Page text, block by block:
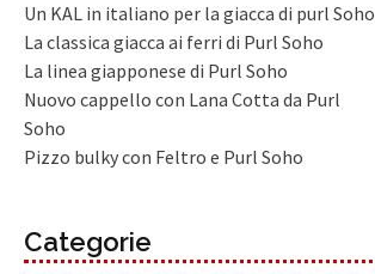
Un KAL in italiano per la giacca di purl Soho
La classica giacca ai ferri di Purl Soho
La linea giapponese di Purl Soho
Nuovo cappello con Lana Cotta da Purl
Soho
Pizzo bulky con Feltro e Purl Soho
Categorie